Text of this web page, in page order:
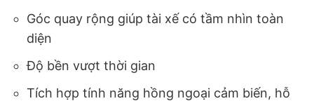
Góc quay rộng giúp tài xế có tầm nhìn toàn
diện
Độ bền vượt thời gian
Tích hợp tính năng hồng ngoại cảm biến, hỗ